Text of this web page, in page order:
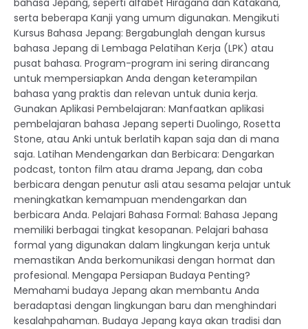
serta beberapa Kanji yang umum digunakan. Mengikuti
Kursus Bahasa Jepang: Bergabunglah dengan kursus
bahasa Jepang di Lembaga Pelatihan Kerja (LPK) atau
pusat bahasa. Program-program ini sering dirancang
untuk mempersiapkan Anda dengan keterampilan
bahasa yang praktis dan relevan untuk dunia kerja.
Gunakan Aplikasi Pembelajaran: Manfaatkan aplikasi
pembelajaran bahasa Jepang seperti Duolingo, Rosetta
Stone, atau Anki untuk berlatih kapan saja dan di mana
saja. Latihan Mendengarkan dan Berbicara: Dengarkan
podcast, tonton film atau drama Jepang, dan coba
berbicara dengan penutur asli atau sesama pelajar untuk
meningkatkan kemampuan mendengarkan dan
berbicara Anda. Pelajari Bahasa Formal: Bahasa Jepang
memiliki berbagai tingkat kesopanan. Pelajari bahasa
formal yang digunakan dalam lingkungan kerja untuk
memastikan Anda berkomunikasi dengan hormat dan
profesional. Mengapa Persiapan Budaya Penting?
Memahami budaya Jepang akan membantu Anda
beradaptasi dengan lingkungan baru dan menghindari
kesalahpahaman. Budaya Jepang kaya akan tradisi dan